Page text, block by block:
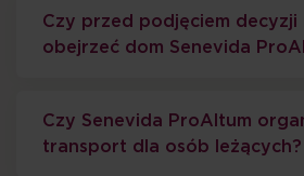
Czy przed podjęciem decyzji
obejrzeć dom Senevida
Czy Senevida ProAltum
transport dla osób leżących?